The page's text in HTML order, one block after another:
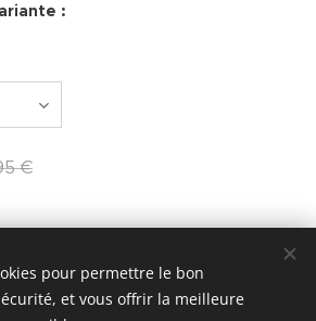
:
€
48400 FLORAC TROIS RIVIÈRES
45 07 19 ou +33 6 73 06 57 43
pour permettre le bon
et vous offrir la meilleure